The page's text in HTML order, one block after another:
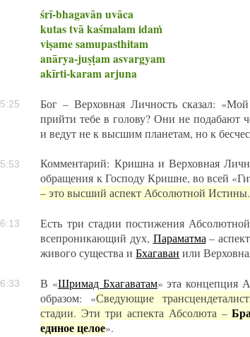
śrī-bhagavān uvāca
kutas tvā kaśmalam idaṁ
viṣame samupasthitam
anārya-juṣṭam asvargyam
akīrti-karam arjuna
Бог – Верховная Личность сказал:
прийти тебе в голову? Они не
и ведут не к высшим планетам, но к
Комментарий: Кришна и Верховная
обращения к Господу Кришне, во всей
– это высший аспект Абсолютной Истины.
Есть три стадии постижения
всепроникающий дух, Параматма–
живого существа иБхагаван или
В «Шримад Бхагаватам» эта концепция
образом: «Сведующие
стадии. Эти три аспекта Абсолюта –
единое целое».